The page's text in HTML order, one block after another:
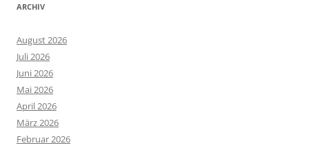
ARCHIV
August 2026
Juli 2026
Juni 2026
Mai 2026
April 2026
März 2026
Februar 2026